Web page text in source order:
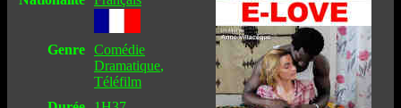
Genre Comédie
Dramatique,
Téléfilm